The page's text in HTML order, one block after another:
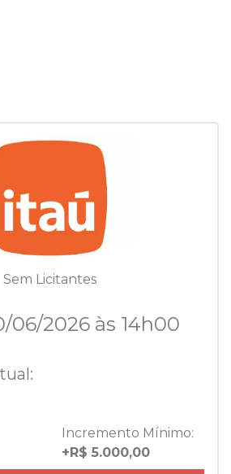
Sem Licitantes
06/2026 às 14h00
Incremento Mínimo:
+R$ 5.000,00